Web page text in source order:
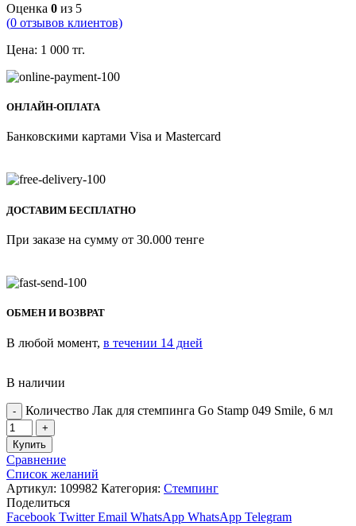
Оценка 0 из 5
(0 отзывов клиентов)
Цена: 1 000 тг.
ОНЛАЙН-ОПЛАТА
Банковскими картами Visa и Mastercard
ДОСТАВИМ БЕСПЛАТНО
При заказе на сумму от 30.000 тенге
ОБМЕН И ВОЗВРАТ
В любой момент, в течении 14 дней
В наличии
Количество Лак для стемпинга Go Stamp 049 Smile, 6 мл
Купить
Сравнение
Список желаний
Артикул: 109982 Категория: Стемпинг
Поделиться
Facebook Twitter Email WhatsApp WhatsApp Telegram